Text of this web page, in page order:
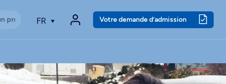
FR Votre demande d’admission